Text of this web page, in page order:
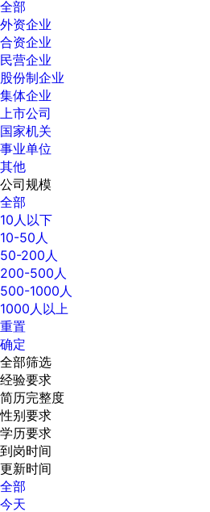
全部
外资企业
合资企业
民营企业
股份制企业
集体企业
上市公司
国家机关
事业单位
其他
公司规模
全部
10人以下
10-50人
50-200人
200-500人
500-1000人
1000人以上
重置
确定
全部筛选
经验要求
简历完整度
性别要求
学历要求
到岗时间
更新时间
全部
今天